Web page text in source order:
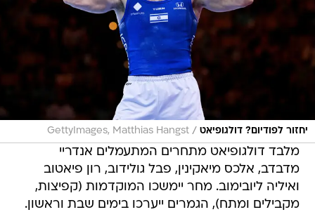
יחזור לפודיום? דולגופיאט /
GettyImages, Matthias Hangst
מלבד דולגופיאט מתחרים המתעמלים אנדריי
מדבדב, אלכס מיאקינין, פבל גולידוב, רון פיאטוב
ואיליה ליובימוב. מחר יימשכו המוקדמות (קפיצות,
מקבילים ומתח), הגמרים ייערכו בימים שבת וראשון.